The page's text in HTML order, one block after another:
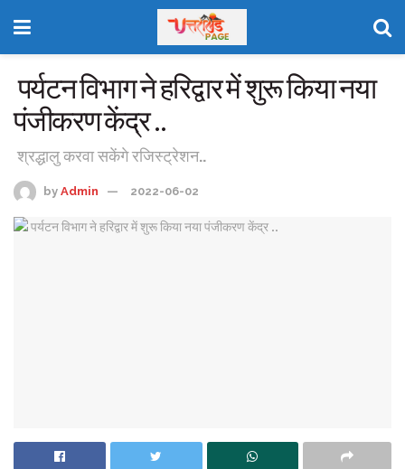
पर्यटन विभाग ने हरिद्वार में शुरू किया नया
पंजीकरण केंद्र ..
श्रद्धालु करवा सकेंगे रजिस्ट्रेशन..
by Admin 2022-06-02